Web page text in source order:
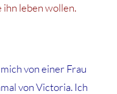
leben wollen.
von einer Frau
von Victoria. Ich